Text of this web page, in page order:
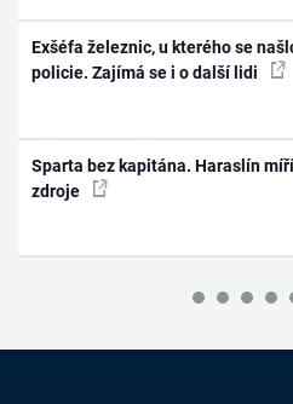
Exšéfa železnic, u kterého se
policie. Zajímá se i o další lidi
Sparta bez kapitána. Haraslín
zdroje